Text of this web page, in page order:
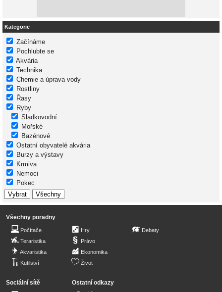
Kategorie
Začínáme
Pochlubte se
Akvária
Technika
Chemie a úprava vody
Rostliny
Řasy
Ryby
Sladkovodní
Mořské
Bazénové
Ostatní obyvatelé akvária
Burzy a výstavy
Krmiva
Nemoci
Pokec
Všechny poradny
Počítače
Teraristika
Akvaristika
Kutilství
Hry
Právo
Ekonomika
Život
Debaty
Sociální sítě Ostatní odkazy